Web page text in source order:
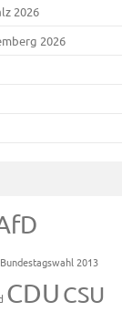
2026
2026
Bundestagswahl 2013
CDUCSU